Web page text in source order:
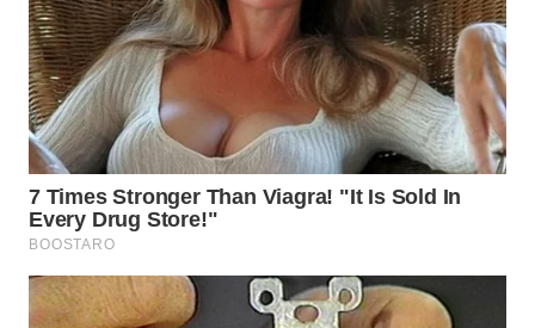
SEMARANG
WN
SOLO
WN
BOROBUDUR
WN
MADURA